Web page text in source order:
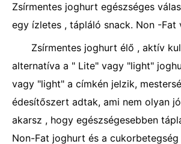
Zsírmentes joghurt egészséges
egy ízletes , tápláló snack. Non -
Zsírmentes joghurt élő , aktív
alternatíva a " Lite" vagy "light"
vagy "light" a címkén jelzik,
édesítőszert adtak, ami nem olyan
akarsz , hogy egészségesebben
Non-Fat joghurt és a cukorbetegség